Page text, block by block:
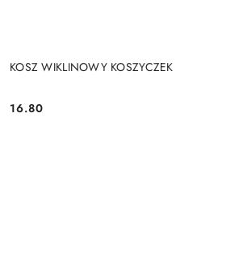
KOSZ WIKLINOWY KOSZYCZEK
Cena:
16.80